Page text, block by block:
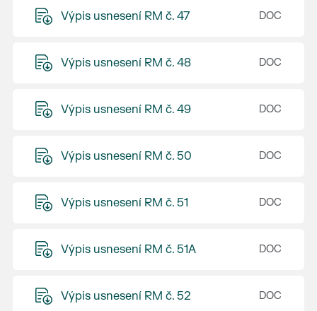
Výpis usnesení RM č. 47
Výpis usnesení RM č. 48
Výpis usnesení RM č. 49
Výpis usnesení RM č. 50
Výpis usnesení RM č. 51
Výpis usnesení RM č. 51A
Výpis usnesení RM č. 52